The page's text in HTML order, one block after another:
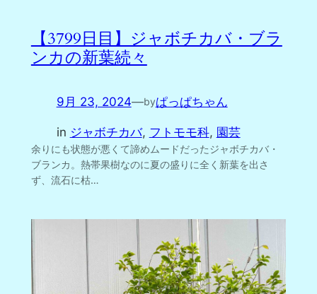
【3799日目】ジャボチカバ・ブラ
ンカの新葉続々
9月 23, 2024—byぱっぱちゃん
in ジャボチカバ, フトモモ科, 園芸
余りにも状態が悪くて諦めムードだったジャボチカバ・
ブランカ。熱帯果樹なのに夏の盛りに全く新葉を出さ
ず、流石に枯…